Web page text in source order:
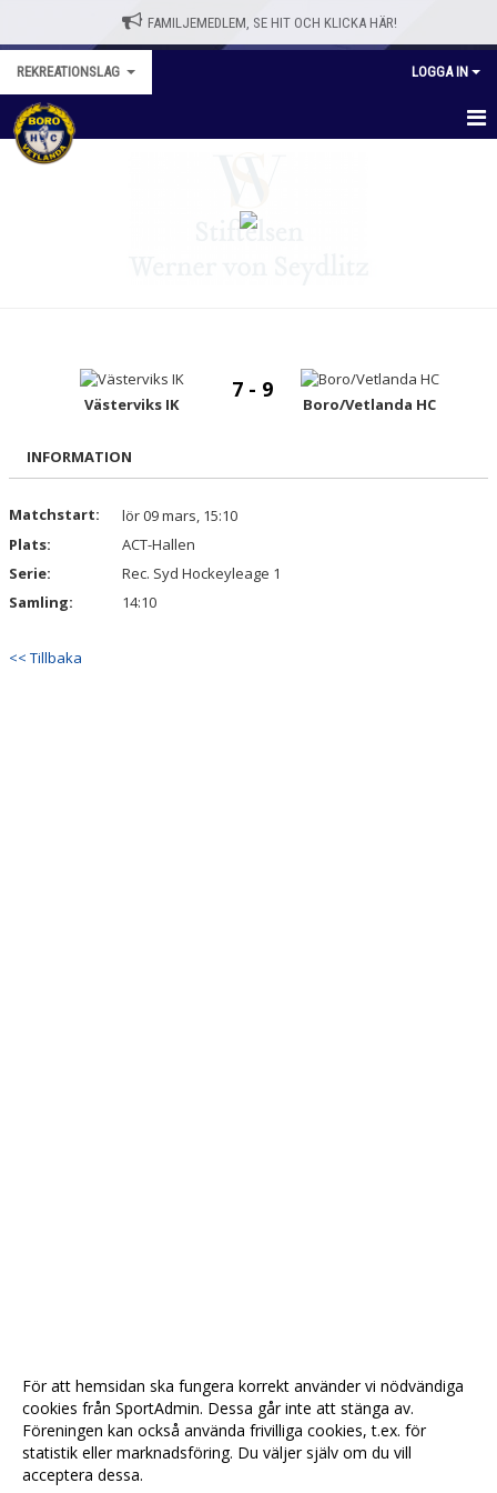
FAMILJEMEDLEM, SE HIT OCH KLICKA HÄR!
REKREATIONSLAG LOGGA IN
REKREATIONSLAGET
BILDGALLERI
KONTAKT
Västerviks IK
7 - 9
Boro/Vetlanda HC
INFORMATION
Matchstart:
lör 09 mars, 15:10
Plats:
ACT-Hallen
Serie:
Rec. Syd Hockeyleage 1
Samling:
14:10
<< Tillbaka
För att hemsidan ska fungera korrekt använder vi nödvändiga
cookies från SportAdmin. Dessa går inte att stänga av.
Föreningen kan också använda frivilliga cookies, t.ex. för
statistik eller marknadsföring. Du väljer själv om du vill
acceptera dessa.